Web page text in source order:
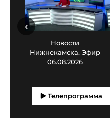
Новости
Нижнекамска. Эфир
06.08.2026
‹
Телепрограмма